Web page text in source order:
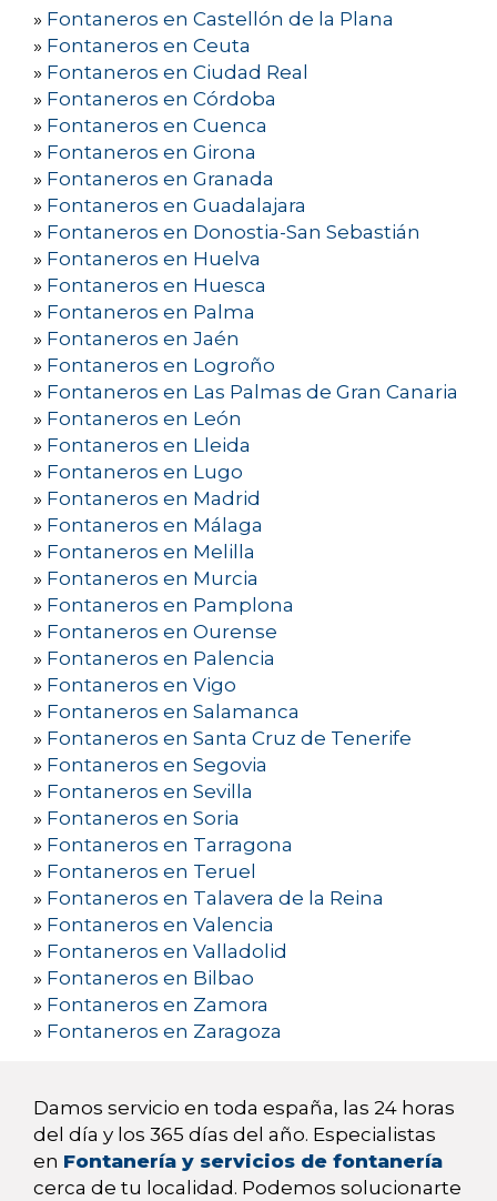
» Fontaneros en Castellón de la Plana
» Fontaneros en Ceuta
» Fontaneros en Ciudad Real
» Fontaneros en Córdoba
» Fontaneros en Cuenca
» Fontaneros en Girona
» Fontaneros en Granada
» Fontaneros en Guadalajara
» Fontaneros en Donostia-San Sebastián
» Fontaneros en Huelva
» Fontaneros en Huesca
» Fontaneros en Palma
» Fontaneros en Jaén
» Fontaneros en Logroño
» Fontaneros en Las Palmas de Gran Canaria
» Fontaneros en León
» Fontaneros en Lleida
» Fontaneros en Lugo
» Fontaneros en Madrid
» Fontaneros en Málaga
» Fontaneros en Melilla
» Fontaneros en Murcia
» Fontaneros en Pamplona
» Fontaneros en Ourense
» Fontaneros en Palencia
» Fontaneros en Vigo
» Fontaneros en Salamanca
» Fontaneros en Santa Cruz de Tenerife
» Fontaneros en Segovia
» Fontaneros en Sevilla
» Fontaneros en Soria
» Fontaneros en Tarragona
» Fontaneros en Teruel
» Fontaneros en Talavera de la Reina
» Fontaneros en Valencia
» Fontaneros en Valladolid
» Fontaneros en Bilbao
» Fontaneros en Zamora
» Fontaneros en Zaragoza
Damos servicio en toda españa, las 24 horas
del día y los 365 días del año. Especialistas
en Fontanería y servicios de fontanería
cerca de tu localidad. Podemos solucionarte